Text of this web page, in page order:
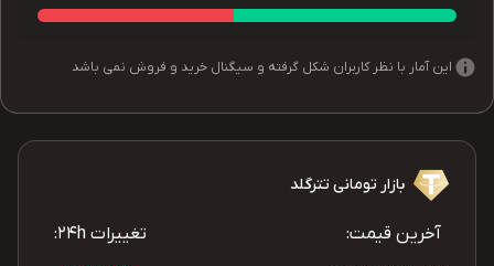
این آمار با نظر کاربران شکل گرفته و سیگنال خرید و فروش نمی باشد
بازار تومانی تترگلد
آخرین قیمت:
تغییرات 24h: